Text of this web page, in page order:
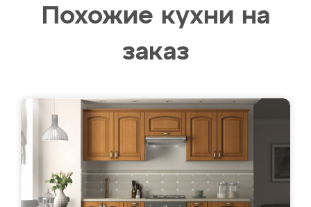
Похожие кухни на
заказ